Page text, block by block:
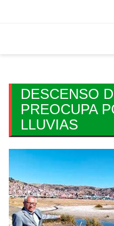
DESCENSO
PREOCUPA
LLUVIAS